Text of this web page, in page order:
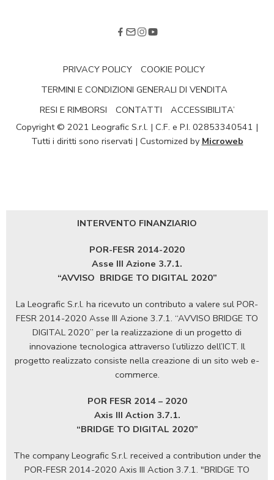
PRIVACY POLICY
COOKIE POLICY
TERMINI E CONDIZIONI GENERALI DI VENDITA
RESI E RIMBORSI
CONTATTI
ACCESSIBILITA’
Copyright © 2021 Leografic S.r.l. | C.F. e P.I. 02853340541 |
Tutti i diritti sono riservati | Customized by Microweb
INTERVENTO FINANZIARIO
POR-FESR 2014-2020
Asse III Azione 3.7.1.
“AVVISO BRIDGE TO DIGITAL 2020”
La Leografic S.r.l. ha ricevuto un contributo a valere sul POR-
FESR 2014-2020 Asse III Azione 3.7.1. “AVVISO BRIDGE TO
DIGITAL 2020” per la realizzazione di un progetto di
innovazione tecnologica attraverso l’utilizzo dell’ICT. Il
progetto realizzato consiste nella creazione di un sito web e-
commerce.
POR FESR 2014 – 2020
Axis III Action 3.7.1.
“BRIDGE TO DIGITAL 2020”
The company Leografic S.r.l. received a contribution under the
POR-FESR 2014-2020 Axis III Action 3.7.1. "BRIDGE TO